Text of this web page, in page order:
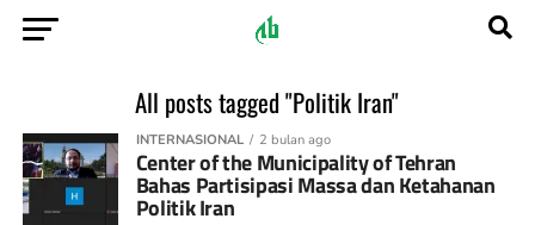
All posts tagged "Politik Iran"
INTERNASIONAL 2 bulan ago
Center of the Municipality of Tehran
Bahas Partisipasi Massa dan Ketahanan
Politik Iran